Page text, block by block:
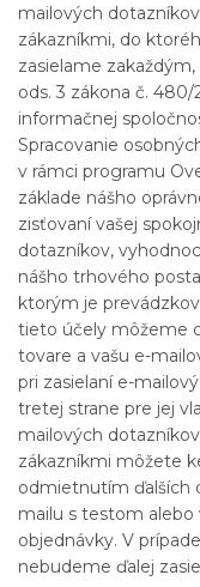
mailových
zákazníkmi, do
zasielame
ods. 3 zákona č.
informačnej
Spracovanie
v rámci programu
základe nášho
zisťovaní vašej
dotazníkov,
nášho trhového
ktorým je
tieto účely môžeme
tovare a vašu e-
pri zasielaní e-
tretej strane pre jej
mailových
zákazníkmi môžete
odmietnutím ďalších
mailu s testom alebo
objednávky. V
nebudeme ďalej